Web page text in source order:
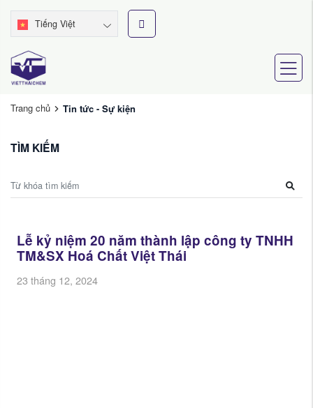
Tiếng Việt
Trang chủ Tin tức - Sự kiện
TÌM KIẾM
Lễ kỷ niệm 20 năm thành lập công ty TNHH
TM&SX Hoá Chất Việt Thái
23 tháng 12, 2024